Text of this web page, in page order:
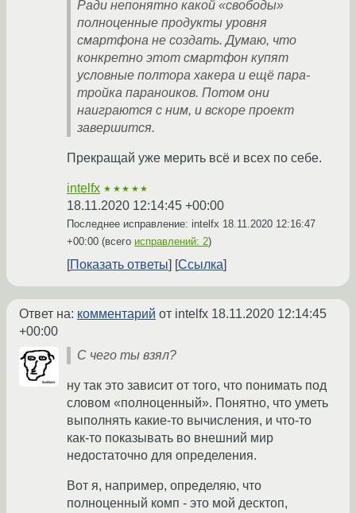
Ради непонятно какой «свободы»
полноценные продукты уровня
смартфона не создать. Думаю, что
конкретно этот смартфон купят
условные полтора хакера и ещё пара-
тройка параноиков. Потом они
наиграются с ним, и вскоре проект
завершится.
Прекращай уже мерить всё и всех по себе.
intelfx ★★★★★
18.11.2020 12:14:45 +00:00
Последнее исправление: intelfx 18.11.2020 12:16:47
+00:00 (всего исправлений: 2)
Показать ответы Ссылка
Ответ на: комментарий от intelfx 18.11.2020 12:14:45
+00:00
С чего ты взял?
ну так это зависит от того, что понимать под
словом «полноценный». Понятно, что уметь
выполнять какие-то вычисления, и что-то
как-то показывать во внешний мир
недостаточно для определения.
Вот я, например, определяю, что
полноценный комп - это мой десктоп,